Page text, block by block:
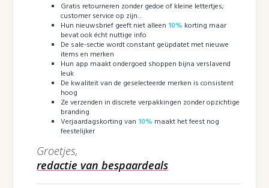
Gratis retourneren zonder gedoe of kleine lettertjes;
customer service op zijn…
Hun nieuwsbrief geeft niet alleen 10% korting maar
bevat ook écht nuttige info
De sale-sectie wordt constant geüpdatet met nieuwe
items en merken
Hun app maakt ondergoed shoppen bijna verslavend
leuk
De kwaliteit van de geselecteerde merken is consistent
hoog
Ze verzenden in discrete verpakkingen zonder opzichtige
branding
Verjaardagskorting van 10% maakt het feest nog
feestelijker
Groetjes,
redactie van bespaardeals